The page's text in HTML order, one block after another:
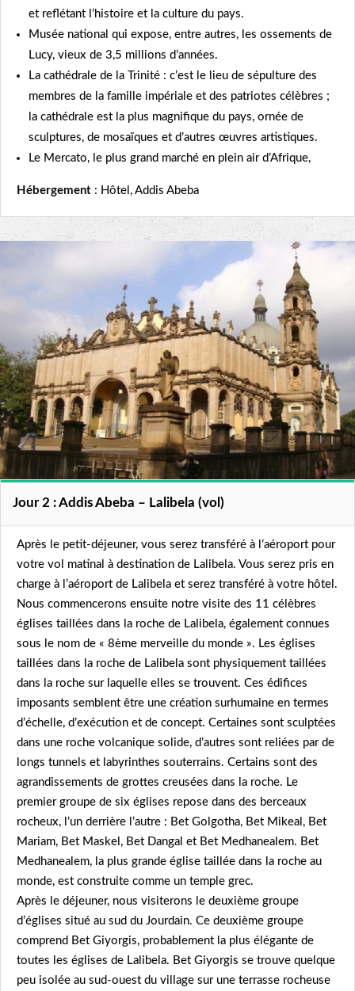
et reflétant l’histoire et la culture du pays.
Musée national qui expose, entre autres, les ossements de
Lucy, vieux de 3,5 millions d’années.
La cathédrale de la Trinité : c’est le lieu de sépulture des
membres de la famille impériale et des patriotes célèbres ;
la cathédrale est la plus magnifique du pays, ornée de
sculptures, de mosaïques et d’autres œuvres artistiques.
Le Mercato, le plus grand marché en plein air d’Afrique,
Hébergement : Hôtel, Addis Abeba
Jour 2 : Addis Abeba – Lalibela (vol)
Après le petit-déjeuner, vous serez transféré à l’aéroport pour
votre vol matinal à destination de Lalibela. Vous serez pris en
charge à l’aéroport de Lalibela et serez transféré à votre hôtel.
Nous commencerons ensuite notre visite des 11 célèbres
églises taillées dans la roche de Lalibela, également connues
sous le nom de « 8ème merveille du monde ». Les églises
taillées dans la roche de Lalibela sont physiquement taillées
dans la roche sur laquelle elles se trouvent. Ces édifices
imposants semblent être une création surhumaine en termes
d’échelle, d’exécution et de concept. Certaines sont sculptées
dans une roche volcanique solide, d’autres sont reliées par de
longs tunnels et labyrinthes souterrains. Certains sont des
agrandissements de grottes creusées dans la roche. Le
premier groupe de six églises repose dans des berceaux
rocheux, l’un derrière l’autre : Bet Golgotha, Bet Mikeal, Bet
Mariam, Bet Maskel, Bet Dangal et Bet Medhanealem. Bet
Medhanealem, la plus grande église taillée dans la roche au
monde, est construite comme un temple grec.
Après le déjeuner, nous visiterons le deuxième groupe
d’églises situé au sud du Jourdain. Ce deuxième groupe
comprend Bet Giyorgis, probablement la plus élégante de
toutes les églises de Lalibela. Bet Giyorgis se trouve quelque
peu isolée au sud-ouest du village sur une terrasse rocheuse